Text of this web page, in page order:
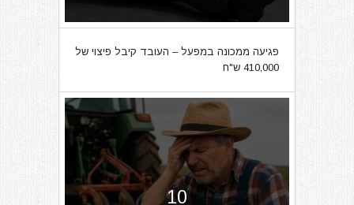
פגיעה ממכונה במפעל – העובד קיבל פיצוי של
410,000 ש"ח
10